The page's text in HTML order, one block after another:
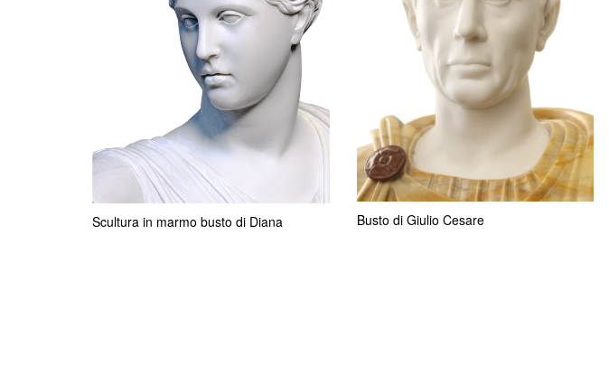
Scultura in marmo busto di Diana Busto di Giulio Cesare